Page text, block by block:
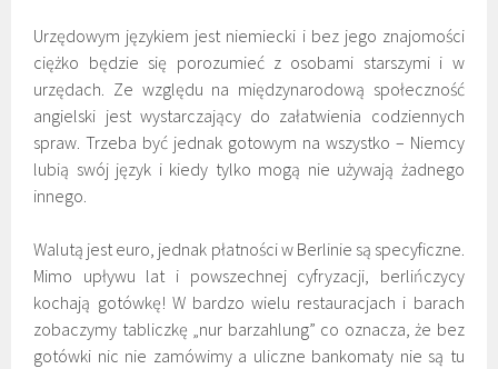
Urzędowym językiem jest niemiecki i bez jego znajomości
ciężko będzie się porozumieć z osobami starszymi i w
urzędach. Ze względu na międzynarodową społeczność
angielski jest wystarczający do załatwienia codziennych
spraw. Trzeba być jednak gotowym na wszystko – Niemcy
lubią swój język i kiedy tylko mogą nie używają żadnego
innego.
Walutą jest euro, jednak płatności w Berlinie są specyficzne.
Mimo upływu lat i powszechnej cyfryzacji, berlińczycy
kochają gotówkę! W bardzo wielu restauracjach i barach
zobaczymy tabliczkę „nur barzahlung” co oznacza, że bez
gotówki nic nie zamówimy a uliczne bankomaty nie są tu